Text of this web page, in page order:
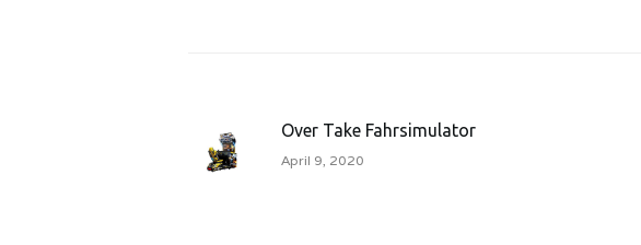
Over Take Fahrsimulator
April 9, 2020